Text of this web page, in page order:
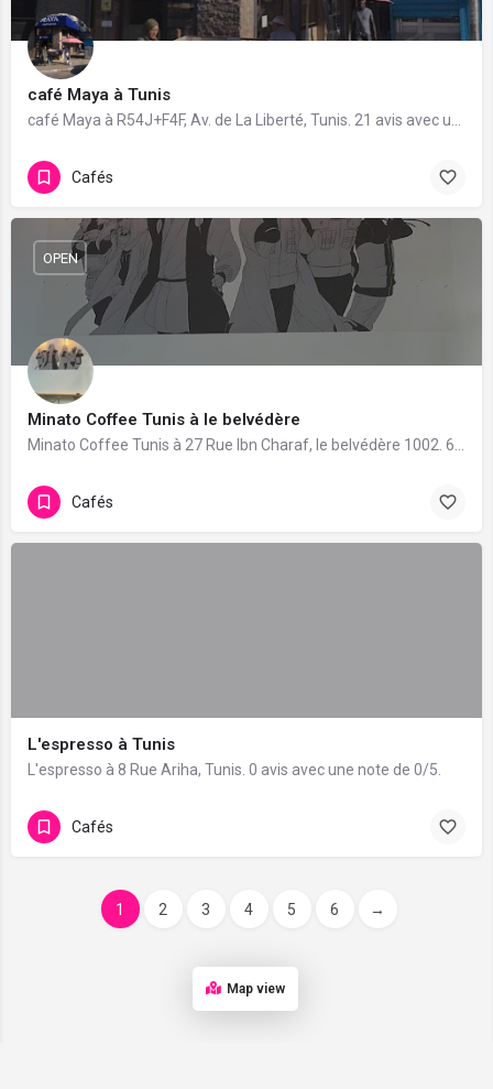
café Maya à Tunis
Cafés
Minato Coffee Tunis à le belvédère
OPEN
Cafés
L'espresso à Tunis
L'espresso à 8 Rue Ariha, Tunis. 0 avis avec une note de 0/5.
Cafés
1 2 3 4 5 6 →
Map view